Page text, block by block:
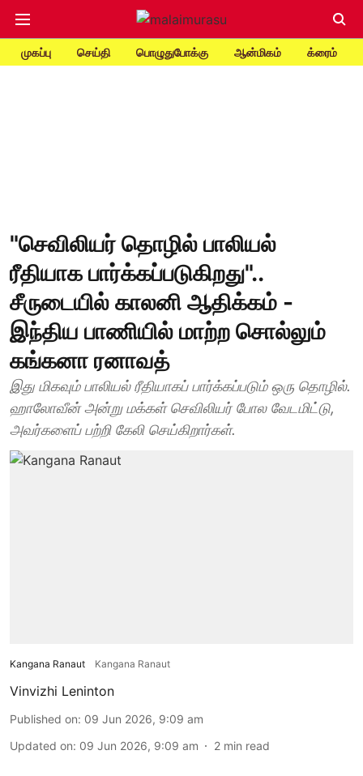
முகப்பு செய்தி பொழுதுபோக்கு ஆன்மிகம் க்ரைம்
"செவிலியர் தொழில் பாலியல்
ரீதியாக பார்க்கப்படுகிறது"..
சீருடையில் காலனி ஆதிக்கம் -
இந்திய பாணியில் மாற்ற சொல்லும்
கங்கனா ரனாவத்
இது மிகவும் பாலியல் ரீதியாகப் பார்க்கப்படும் ஒரு தொழில்.
ஹாலோவீன் அன்று மக்கள் செவிலியர் போல வேடமிட்டு,
அவர்களைப் பற்றி கேலி செய்கிறார்கள்.
Kangana Ranaut Kangana Ranaut
Vinvizhi Leninton
Published on: 09 Jun 2026, 9:09 am
Updated on: 09 Jun 2026, 9:09 am 2 min read